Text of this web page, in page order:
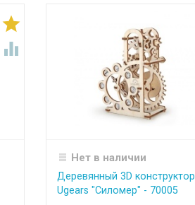


Нет в наличии
Деревянный 3D конструктор
Ugears "Силомер" - 70005